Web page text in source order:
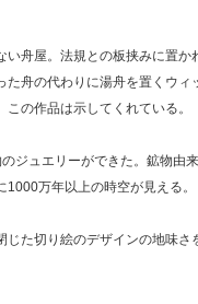
舟屋。法規との板挟みに置か
舟の代わりに湯舟を置くウィ
の作品は示してくれている。
ジュエリーができた。鉱物由
万年以上の時空が見える。
た切り絵のデザインの地味さ